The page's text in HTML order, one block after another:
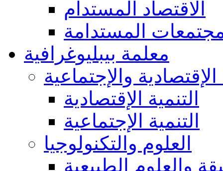
الاقتصاد المستدام
المستدامة
معلمة بيبليوغرافية
الإقتصادية والإجتماعية
التنمية الإقتصادية
التنمية الإجتماعية
العلوم والتكنولوجيا
والعلوم الطبيعية